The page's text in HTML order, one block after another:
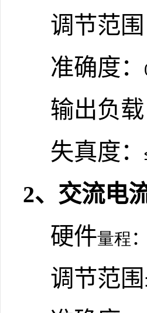
调节范围
准确度：
输出负
失真度：
2、交流电
硬件量程 ：
调节范围 :